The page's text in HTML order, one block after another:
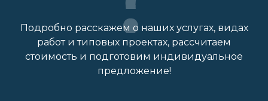
Подробно расскажем о наших услугах, видах
работ и типовых проектах, рассчитаем
стоимость и подготовим индивидуальное
предложение!